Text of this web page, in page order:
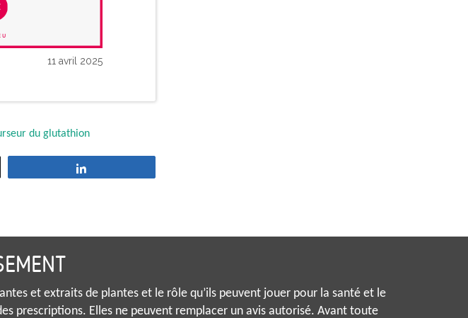
11 avril 2025
du glutathion
et extraits de plantes et le rôle qu’ils peuvent jouer pour la santé et le
prescriptions. Elles ne peuvent remplacer un avis autorisé. Avant toute